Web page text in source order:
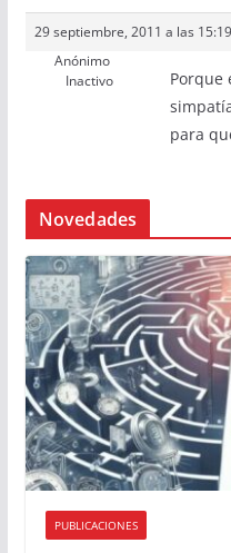
29 septiembre, 2011 a las 15:19
Anónimo
Inactivo
Porque
para
Novedades
PUBLICACIONES